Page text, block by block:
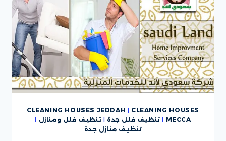
CLEANING HOUSES JEDDAH | CLEANING HOUSES
MECCA
| تنظيف فلل جدة | تنظيف فلل ومنازل |
تنظيف منازل جدة